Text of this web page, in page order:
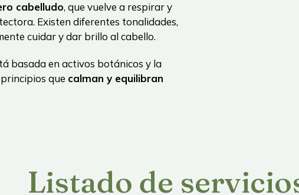
cabelludo, que vuelve a respirar y
Existen diferentes tonalidades,
cuidar y dar brillo al cabello.
basada en activos botánicos y la
que calman y equilibran
Listado de